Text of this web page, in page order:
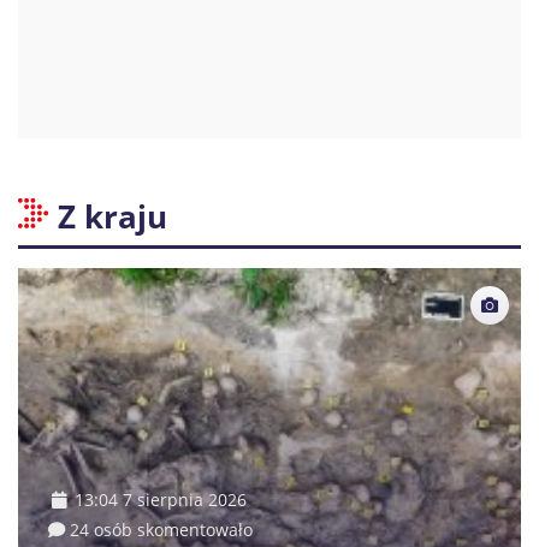
Z kraju
13:04 7 sierpnia 2026
24 osób skomentowało